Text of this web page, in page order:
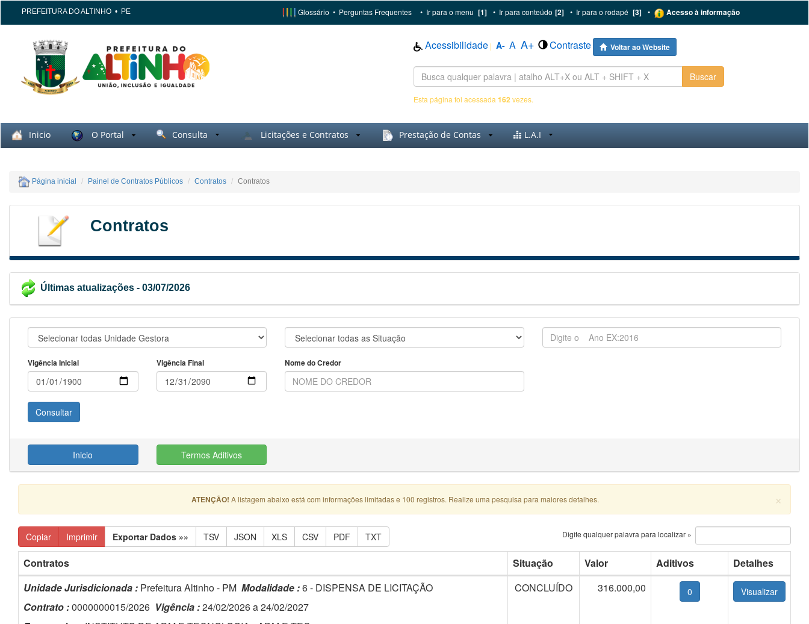
PREFEITURA DO ALTINHO • PE Glossário • Perguntas Frequentes • Ir para o menu [1] • Ir para conteúdo [2] • Ir para o rodapé [3] • Acesso à informação
Acessibilidade | A- A A+ Contraste Voltar ao Website
Buscar
Esta página foi acessada 162vezes.
Inicio O Portal Consulta Licitações e Contratos Prestação de Contas L.A.I
Página inicial Painel de Contratos Públicos Contratos Contratos
Contratos
Últimas atualizações - 03/07/2026
Vigência Inicial Vigência Final Nome do Credor
Inicio Termos Aditivos
×
ATENÇÃO! A listagem abaixo está com informações limitadas e 100 registros. Realize uma pesquisa para maiores detalhes.
Copiar Imprimir Exportar Dados »» TSV JSON XLS CSV PDF TXT Digite qualquer palavra para localizar »
Contratos Situação Valor Aditivos
Detalhes
Unidade Jurisdicionada : Prefeitura Altinho - PM Modalidade :6 - DISPENSA DE LICITAÇÃO
Contrato :0000000015/2026 Vigência :24/02/2026 a 24/02/2027
CONCLUÍDO 316.000,00 0